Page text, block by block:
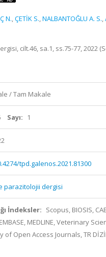
N.,ÇETİK S.,NALBANTOĞLU A. S.,
cilt.46, sa.1, ss.75-77, 2022
/ Tam Makale
Sayı: 1
tpd.galenos.2021.81300
parazitolojii dergisi
İndeksler: Scopus, BIOSIS,
MEDLINE, Veterinary
of Open Access Journals, TR